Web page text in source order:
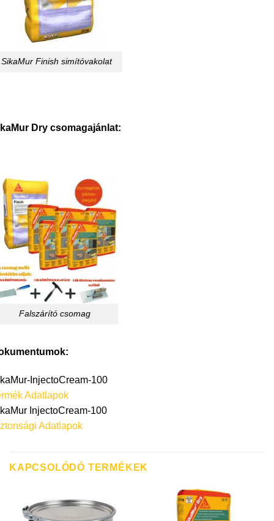
SikaMur Finish simítóvakolat
Dry csomagajánlat:
Falszárító csomag
InjectoCream-100
Adatlapok
InjectoCream-100
Adatlapok
KAPCSOLÓDÓ TERMÉKEK